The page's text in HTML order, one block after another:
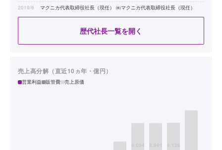
2019/6
マクニカ代表取締役社長（現任） ㈱マクニカ代表取締役社長（現任）
歴代社長一覧を開く
売上高分解（直近10ヵ年・億円）
営業利益 販管費 売上原価